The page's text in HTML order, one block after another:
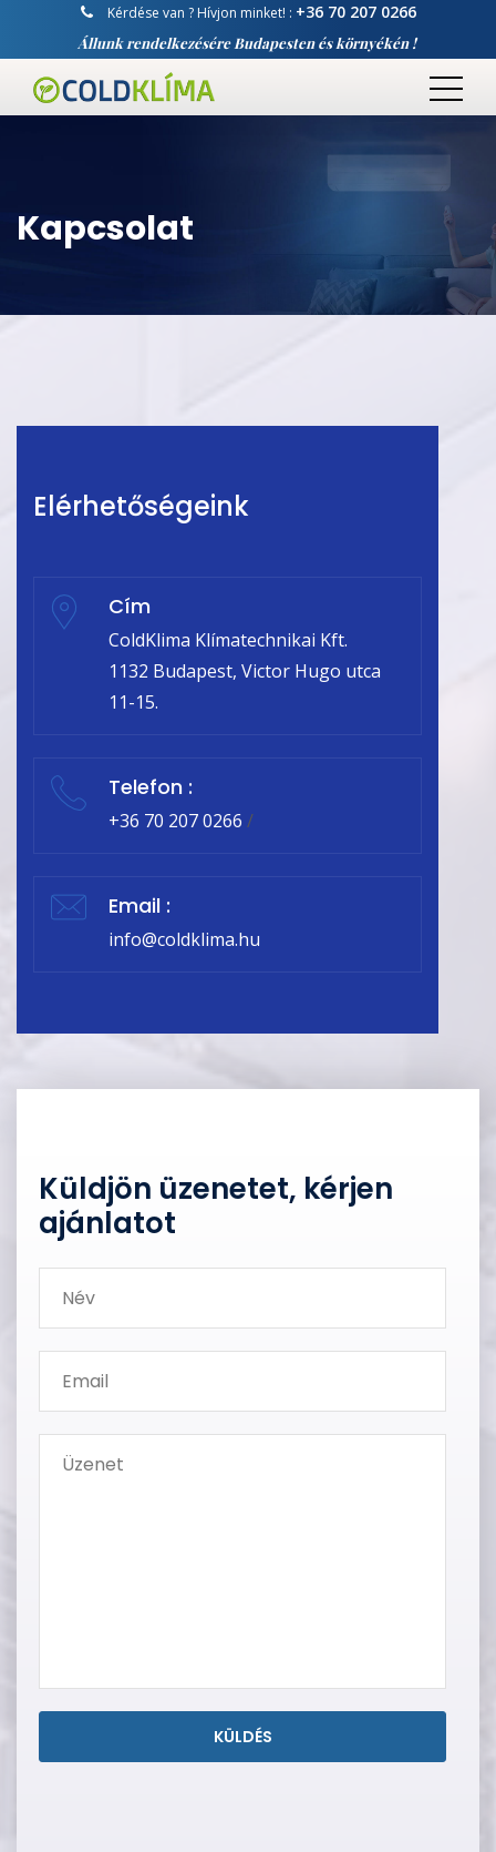
Kérdése van ? Hívjon minket! : +36 70 207 0266
Állunk rendelkezésére Budapesten és környékén !
Kapcsolat
Elérhetőségeink
Cím
ColdKlima Klímatechnikai Kft.
1132 Budapest, Victor Hugo utca
11-15.
Telefon :
+36 70 207 0266 /
Email :
info@coldklima.hu
Küldjön üzenetet, kérjen
ajánlatot